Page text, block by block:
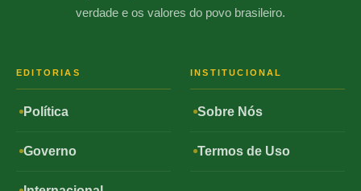
verdade e os valores do povo brasileiro.
EDITORIAS
Política
Governo
INSTITUCIONAL
Sobre Nós
Termos de Uso